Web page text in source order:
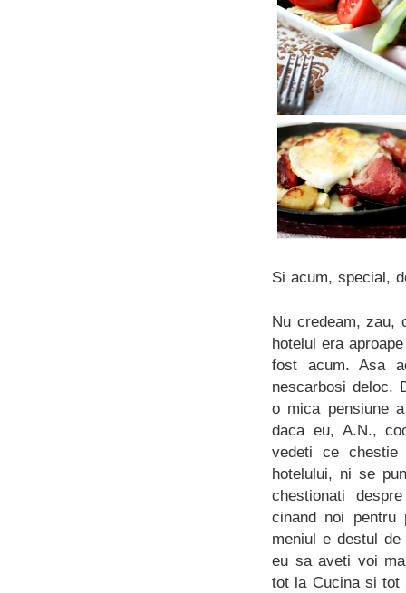
Si acum, special,
Nu credeam, zau,
hotelul era
fost acum. Asa
nescarbosi deloc.
o mica pensiune
daca eu, A.N.,
vedeti ce chestie
hotelului, ni se
chestionati
cinand noi pentru
meniul e destul
eu sa aveti voi
tot la Cucina si tot